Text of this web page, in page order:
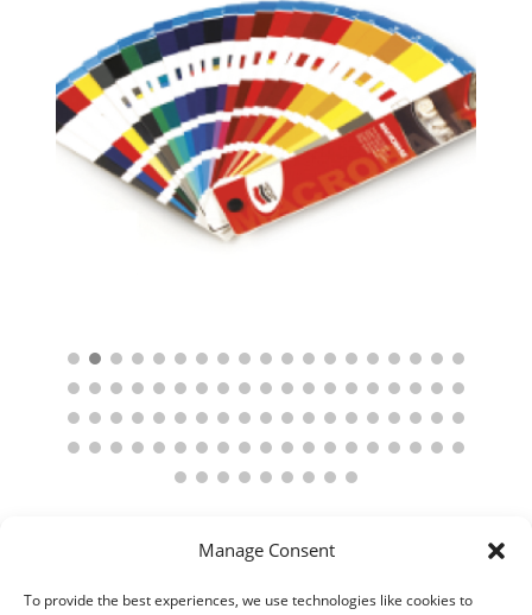
Manage Consent
To provide the best experiences, we use technologies like cookies to